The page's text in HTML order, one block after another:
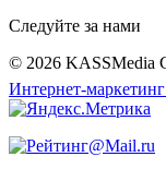
Следуйте за нами
© 2026 KASSMedia
Интернет-